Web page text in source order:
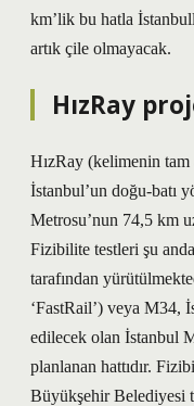
km’lik bu hatla
artık çile olmayacak.
HızRay
HızRay (kelimenin tam
İstanbul’un doğu-batı
Metrosu’nun 74,5 km
Fizibilite testleri şu
tarafından
‘FastRail’) veya M34,
edilecek olan İstanbul
planlanan hattıdır.
Büyükşehir Belediyesi